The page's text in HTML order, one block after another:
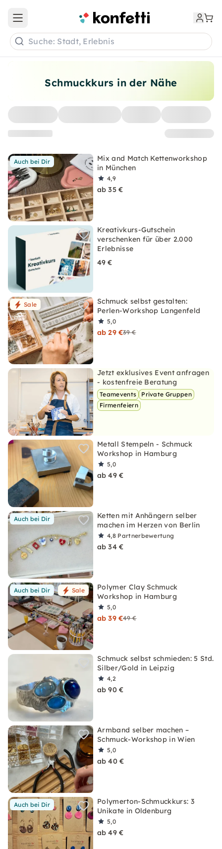
Schmuckkurs in der Nähe
Auch bei Dir
Mix and Match Kettenworkshop
in München
4,9
ab 35 €
Kreativkurs-Gutschein
verschenken für über 2.000
Erlebnisse
49 €
Sale
Schmuck selbst gestalten:
Perlen-Workshop Langenfeld
5,0
ab 29 €39 €
Jetzt exklusives Event anfragen
- kostenfreie Beratung
Teamevents
Private Gruppen
Firmenfeiern
Metall Stempeln - Schmuck
Workshop in Hamburg
5,0
ab 49 €
Auch bei Dir
Ketten mit Anhängern selber
machen im Herzen von Berlin
4,8 Partnerbewertung
ab 34 €
Auch bei Dir Sale
Polymer Clay Schmuck
Workshop in Hamburg
5,0
ab 39 €49 €
Schmuck selbst schmieden: 5 Std.
Silber/Gold in Leipzig
4,2
ab 90 €
Armband selber machen –
Schmuck-Workshop in Wien
5,0
ab 40 €
Auch bei Dir
Polymerton-Schmuckkurs: 3
Unikate in Oldenburg
5,0
ab 49 €
Open main menu
Suche: Stadt, Erlebnis